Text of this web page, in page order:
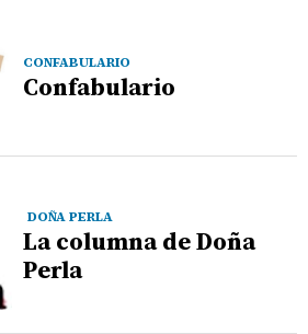
CONFABULARIO
Confabulario
DOÑA PERLA
La columna de Doña
Perla